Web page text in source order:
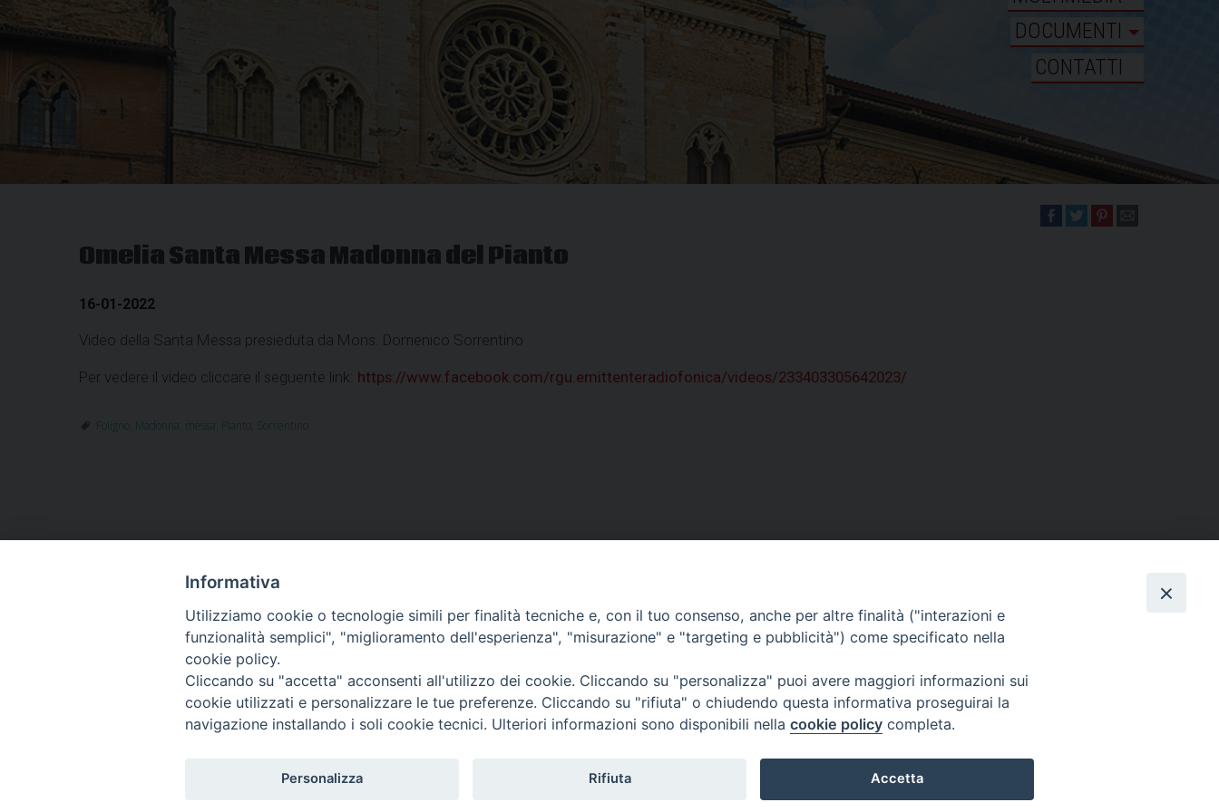
DOCUMENTI
CONTATTI
Omelia Santa Messa Madonna del Pianto
16-01-2022
Video della Santa Messa presieduta da Mons. Domenico Sorrentino
Per vedere il video cliccare il seguente link: https://www.facebook.com/rgu.emittenteradiofonica/videos/233403305642023/
Foligno Madonna messa Pianto Sorrentino
VESCOVO ORARI MESSE CURIA VESCOVILE TUTELA MINORI UFFICI PASTORALI PERSONE VITA CONSACRATA
Copyright © 2018 Diocesi di Foligno /Curia . Piazza Mons. Faloci 3 - 06034 FOLIGNO [PG]
tel. 0742 350473 fax 0742 349021 email: info@diocesidifoligno.it . pec: diocesidifoligno@pec.it
Informativa
Utilizziamo cookie o tecnologie simili per finalità tecniche e, con il tuo consenso, anche per altre finalità ("interazioni e
funzionalità semplici", "miglioramento dell'esperienza", "misurazione" e "targeting e pubblicità") come specificato nella
cookie policy.
Cliccando su "accetta" acconsenti all'utilizzo dei cookie. Cliccando su "personalizza" puoi avere maggiori informazioni sui
cookie utilizzati e personalizzare le tue preferenze. Cliccando su "rifiuta" o chiudendo questa informativa proseguirai la
navigazione installando i soli cookie tecnici. Ulteriori informazioni sono disponibili nella cookie policy completa.
Personalizza Rifiuta Accetta